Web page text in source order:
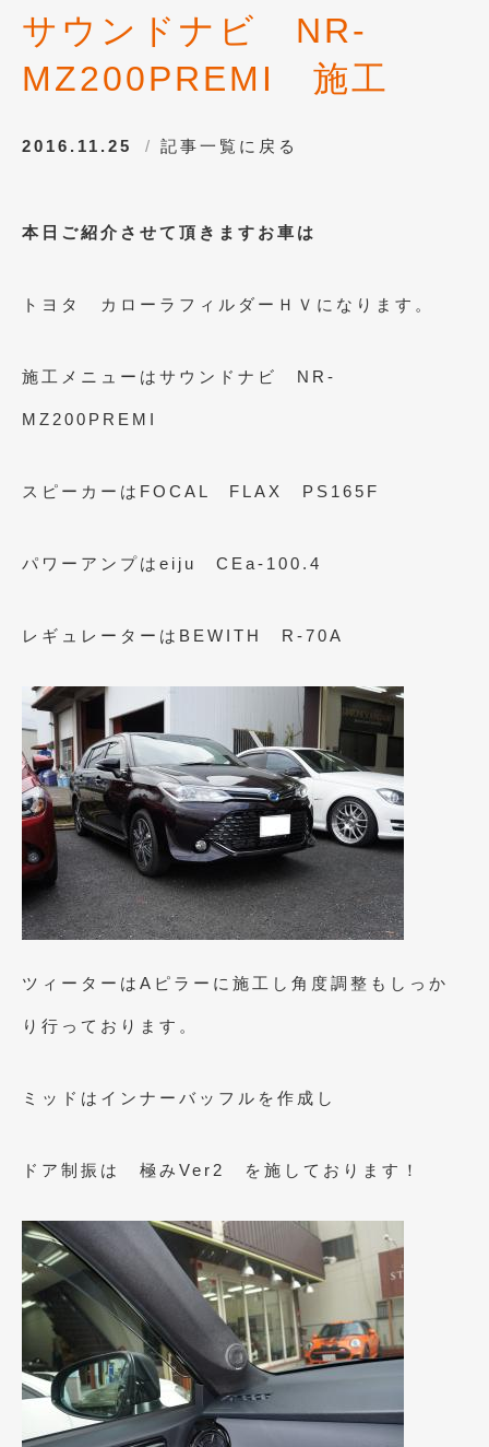
サウンドナビ NR-
MZ200PREMI 施工
2016.11.25 記事一覧に戻る
本日ご紹介させて頂きますお車は
トヨタ カローラフィルダーＨＶになります。
施工メニューはサウンドナビ NR-
MZ200PREMI
スピーカーはFOCAL FLAX PS165F
パワーアンプはeiju CEa-100.4
レギュレーターはBEWITH R-70A
ツィーターはAピラーに施工し角度調整もしっか
り行っております。
ミッドはインナーバッフルを作成し
ドア制振は 極みVer2 を施しております！